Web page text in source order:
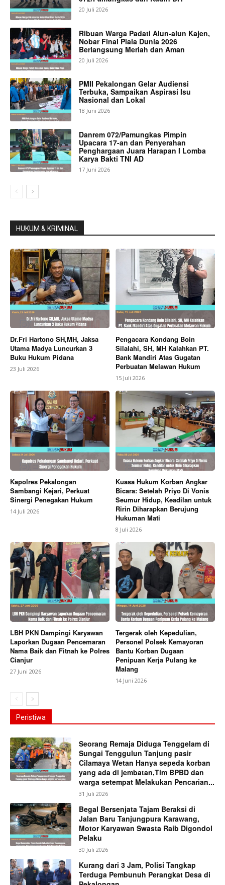
20 Juli 2026
Ribuan Warga Padati Alun-alun Kajen,
Nobar Final Piala Dunia 2026
Berlangsung Meriah dan Aman
20 Juli 2026
PMII Pekalongan Gelar Audiensi
Terbuka, Sampaikan Aspirasi Isu
Nasional dan Lokal
18 Juni 2026
Danrem 072/Pamungkas Pimpin
Upacara 17-an dan Penyerahan
Penghargaan Juara Harapan I Lomba
Karya Bakti TNI AD
17 Juni 2026
HUKUM & KRIMINAL
Dr.Fri Hartono SH,MH, Jaksa
Utama Madya Luncurkan 3
Buku Hukum Pidana
23 Juli 2026
Pengacara Kondang Boin
Silalahi, SH, MH Kalahkan PT.
Bank Mandiri Atas Gugatan
Perbuatan Melawan Hukum
15 Juli 2026
Kapolres Pekalongan
Sambangi Kejari, Perkuat
Sinergi Penegakan Hukum
14 Juli 2026
Kuasa Hukum Korban Angkar
Bicara: Setelah Priyo Di Vonis
Seumur Hidup, Keadilan untuk
Ririn Diharapkan Berujung
Hukuman Mati
8 Juli 2026
LBH PKN Dampingi Karyawan
Laporkan Dugaan Pencemaran
Nama Baik dan Fitnah ke Polres
Cianjur
27 Juni 2026
Tergerak oleh Kepedulian,
Personel Polsek Kemayoran
Bantu Korban Dugaan
Penipuan Kerja Pulang ke
Malang
14 Juni 2026
Peristiwa
Seorang Remaja Diduga Tenggelam di
Sungai Tenggulun Tanjung pasir
Cilamaya Wetan Hanya sepeda korban
yang ada di jembatan,Tim BPBD dan
warga setempat Melakukan Pencarian...
31 Juli 2026
Begal Bersenjata Tajam Beraksi di
Jalan Baru Tanjungpura Karawang,
Motor Karyawan Swasta Raib Digondol
Pelaku
30 Juli 2026
Kurang dari 3 Jam, Polisi Tangkap
Terduga Pembunuh Perangkat Desa di